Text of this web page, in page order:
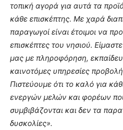
τοπική αγορά για αυτά τα
κάθε επισκέπτης. Με χαρά
παραγωγοί είναι έτοιμοι να
επισκέπτες του νησιού.
μας με πληροφόρηση,
καινοτόμες υπηρεσίες
Πιστεύουμε ότι το καλό για
ενεργών μελών και φορέων
συμβιβάζονται και δεν τα
δυσκολίες».